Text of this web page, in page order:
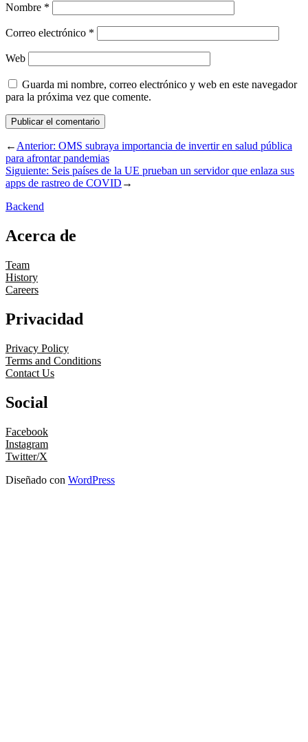
Nombre *
Correo electrónico *
Web
Guarda mi nombre, correo electrónico y web en este navegador
para la próxima vez que comente.
←Anterior: OMS subraya importancia de invertir en salud pública
para afrontar pandemias
Siguiente: Seis países de la UE prueban un servidor que enlaza sus
apps de rastreo de COVID →
Backend
Acerca de
Team
History
Careers
Privacidad
Privacy Policy
Terms and Conditions
Contact Us
Social
Facebook
Instagram
Twitter/X
Diseñado con WordPress